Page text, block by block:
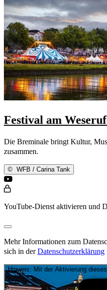
Festival am
Die Breminale bringt Kultur,
zusammen.
© WFB / Carina Tank
YouTube-Dienst aktivieren und
Mehr Informationen zum
sich in derDatenschutzerklärung
Hinweis: Mit der Aktivierung